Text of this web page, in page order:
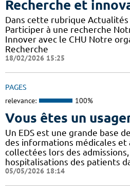
Recherche et
Dans cette rubrique Actualités
Participer à une recherche
Innover avec le CHU Notre
Recherche
18/02/2026 15:25
PAGES
relevance: 100%
Vous êtes un
Un EDS est une grande base
des informations médicales et
collectées lors des
hospitalisations des patients
05/05/2026 18:14